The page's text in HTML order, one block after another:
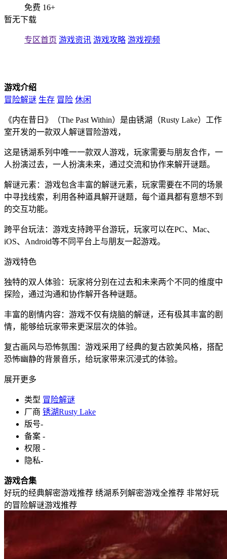
免费 16+
暂无下载
专区首页 游戏资讯 游戏攻略 游戏视频
游戏介绍
冒险解谜 生存 冒险 休闲
《内在昔日》（The Past Within）是由锈湖（Rusty Lake）工作
室开发的一款双人解谜冒险游戏，
这是锈湖系列中唯一一款双人游戏，玩家需要与朋友合作，一
人扮演过去，一人扮演未来，通过交流和协作来解开谜题。
解谜元素：游戏包含丰富的解谜元素，玩家需要在不同的场景
中寻找线索，利用各种道具解开谜题，每个道具都有意想不到
的交互功能。
跨平台玩法：游戏支持跨平台游玩，玩家可以在PC、Mac、
iOS、Android等不同平台上与朋友一起游戏。
游戏特色
独特的双人体验：玩家将分别在过去和未来两个不同的维度中
探险，通过沟通和协作解开各种谜题。
丰富的剧情内容：游戏不仅有烧脑的解谜，还有极其丰富的剧
情，能够给玩家带来更深层次的体验。
复古画风与恐怖氛围：游戏采用了经典的复古欧美风格，搭配
恐怖幽静的背景音乐，给玩家带来沉浸式的体验。
展开更多
类型 冒险解谜
厂商 锈湖Rusty Lake
版号-
备案 -
权限 -
隐私-
游戏合集
好玩的经典解密游戏推荐 绣湖系列解密游戏全推荐 非常好玩
的冒险解谜游戏推荐